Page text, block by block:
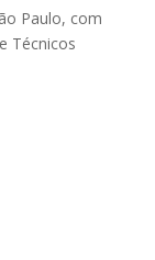
Paulo, com
Técnicos